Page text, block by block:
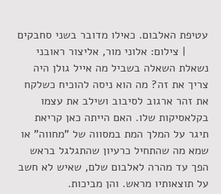
עטיפת האלבום. כאילו מדובר בשני סחבקים
| צילום: אלוני מור, אליצור ראובני
נשאלת השאלה בשביל מה אייל גולן היה
צריך את זה? מה הוא ניסה להוכיח כשלקח
את זהר ארגוב לסיבוב ושילב את עצמו
בקלאסיקות שלו. האם הייתה כאן קריאת
תיגר על המלך המת במסווה של "מחווה" או
שמא מה שהתחיל כרעיון שהתגלגל בראש
הפך עד מהרה לאלבום שלם, שאיש לא חשב
על תוצאותיו מראש. והן מביכות.